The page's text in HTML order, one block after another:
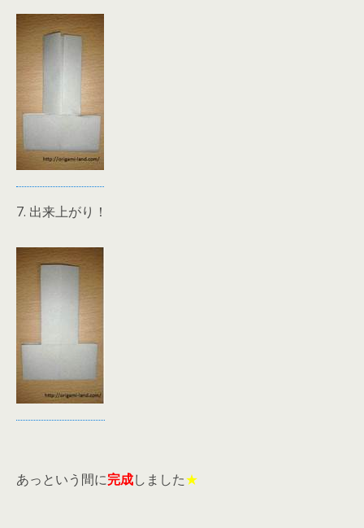
7. 出来上がり！
あっという間に完成しました★